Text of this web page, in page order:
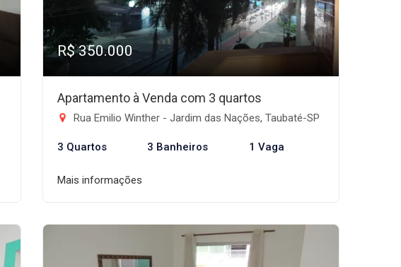
R$ 350.000
Apartamento à Venda com 3 quartos
Rua Emilio Winther - Jardim das Nações, Taubaté-SP
3 Quartos 3 Banheiros 1 Vaga
Mais informações